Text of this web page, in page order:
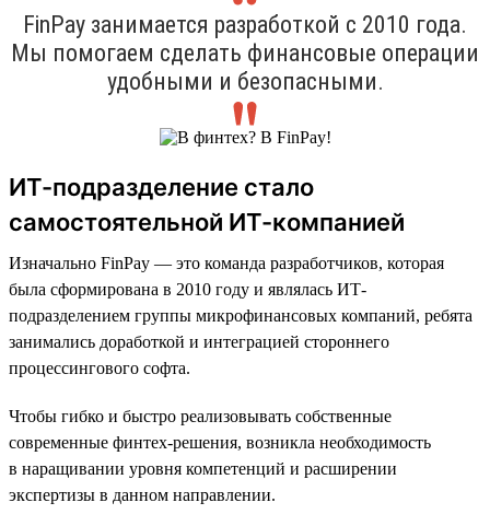
FinPay занимается разработкой с 2010 года.
Мы помогаем сделать финансовые операции
удобными и безопасными.
ИТ-подразделение стало
самостоятельной ИТ-компанией
Изначально FinPay — это команда разработчиков, которая
была сформирована в 2010 году и являлась ИТ-
подразделением группы микрофинансовых компаний, ребята
занимались доработкой и интеграцией стороннего
процессингового софта.
Чтобы гибко и быстро реализовывать собственные
современные финтех-решения, возникла необходимость
в наращивании уровня компетенций и расширении
экспертизы в данном направлении.